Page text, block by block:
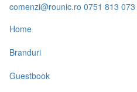
comenzi@rounic.ro 0751 813 073
Home
Branduri
Guestbook